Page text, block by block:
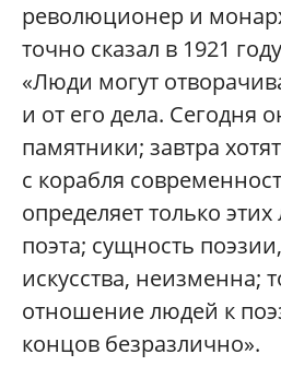
революционер и
точно сказал в 1921
«Люди могут
и от его дела. Сегодня
памятники; завтра
с корабля
определяет только
поэта; сущность
искусства, неизменна;
отношение людей к
концов безразлично».